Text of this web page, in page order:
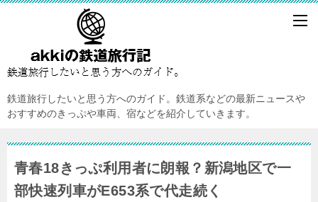
鉄道旅行したいと思う方へのガイド。鉄道系などの最新ニュースや
おすすめのきっぷや車両、宿などを紹介していきます。
青春18きっぷ利用者に朗報？新潟地区で一
部快速列車がE653系で代走続く